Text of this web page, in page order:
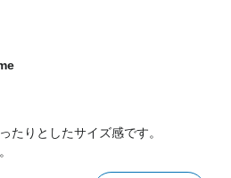
たりとしたサイズ感です。